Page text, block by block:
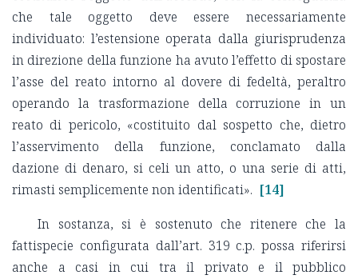
che tale oggetto deve essere necessariamente
individuato: l’estensione operata dalla giurisprudenza
in direzione della funzione ha avuto l’effetto di spostare
l’asse del reato intorno al dovere di fedeltà, peraltro
operando la trasformazione della corruzione in un
reato di pericolo, «costituito dal sospetto che, dietro
l’asservimento della funzione, conclamato dalla
dazione di denaro, si celi un atto, o una serie di atti,
rimasti semplicemente non identificati». [14]
In sostanza, si è sostenuto che ritenere che la
fattispecie configurata dall’art. 319 c.p. possa riferirsi
anche a casi in cui tra il privato e il pubblico